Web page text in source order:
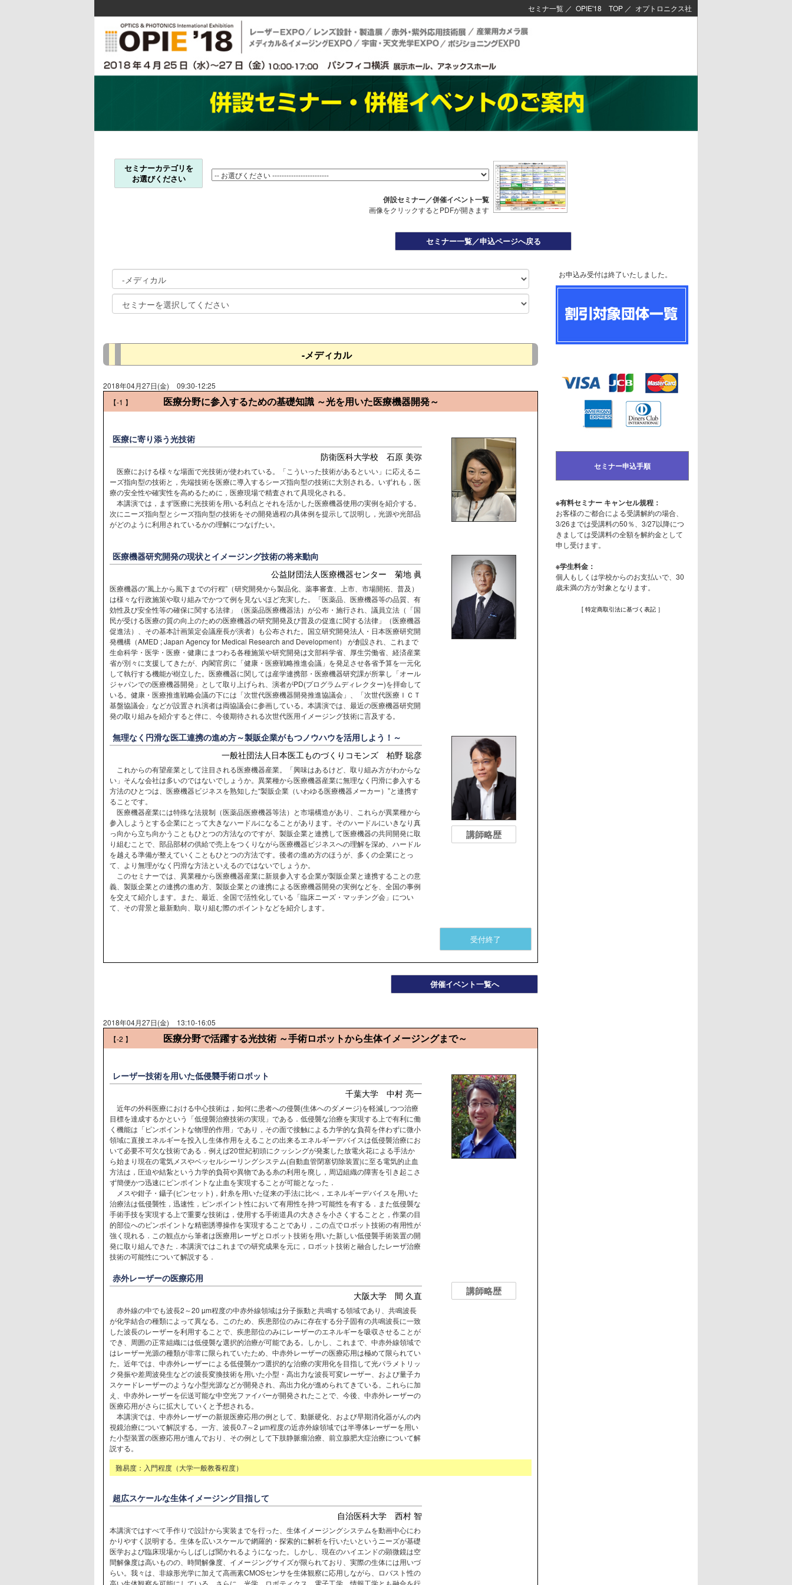
セミナ一覧 ／ OPIE'18 TOP ／ オプトロニクス社
セミナーカテゴリを
お選びください
併設セミナー／併催イベント一覧
画像をクリックするとPDFが開きます
セミナー一覧／申込ページへ戻る
-メディカル
2018年04月27日(金)
09:30-12:25
【-1 】 医療分野に参入するための基礎知識 ～光を用いた医療機器開発～
医療に寄り添う光技術
防衛医科大学校 石原 美弥
医療における様々な場面で光技術が使われている。「こういった技術があるといい」に応えるニ
ーズ指向型の技術と，先端技術を医療に導入するシーズ指向型の技術に大別される。いずれも，医
療の安全性や確実性を高めるために，医療現場で精査されて具現化される。
本講演では，まず医療に光技術を用いる利点とそれを活かした医療機器使用の実例を紹介する。
次にニーズ指向型とシーズ指向型の技術をその開発過程の具体例を提示して説明し，光源や光部品
がどのように利用されているかの理解につなげたい。
医療機器研究開発の現状とイメージング技術の将来動向
公益財団法人医療機器センター 菊地 眞
医療機器の“風上から風下までの行程”（研究開発から製品化、薬事審査、上市、市場開拓、普及）
は様々な行政施策や取り組みでかつて例を見ないほど充実した。「医薬品、医療機器等の品質、有
効性及び安全性等の確保に関する法律」（医薬品医療機器法）が公布・施行され、議員立法（「国
民が受ける医療の質の向上のための医療機器の研究開発及び普及の促進に関する法律」（医療機器
促進法）、その基本計画策定会議座長が演者）も公布された。国立研究開発法人・日本医療研究開
発機構（AMED ; Japan Agency for Medical Research and Development） が創設され、これまで
生命科学・医学・医療・健康にまつわる各種施策や研究開発は文部科学省、厚生労働省、経済産業
省が別々に支援してきたが、内閣官房に「健康・医療戦略推進会議」を発足させ各省予算を一元化
して執行する機能が樹立した。医療機器に関しては産学連携部・医療機器研究課が所掌し「オール
ジャパンでの医療機器開発」として取り上げられ、演者がPD(プログラムディレクター)を拝命して
いる。健康・医療推進戦略会議の下には「次世代医療機器開発推進協議会」、「次世代医療ＩＣＴ
基盤協議会」などが設置され演者は両協議会に参画している。本講演では、最近の医療機器研究開
発の取り組みを紹介すると伴に、今後期待される次世代医用イメージング技術に言及する。
無理なく円滑な医工連携の進め方～製販企業がもつノウハウを活用しよう！～
一般社団法人日本医工ものづくりコモンズ 柏野 聡彦
これからの有望産業として注目される医療機器産業。「興味はあるけど、取り組み方がわからな
い」そんな会社は多いのではないでしょうか。異業種から医療機器産業に無理なく円滑に参入する
方法のひとつは、医療機器ビジネスを熟知した“製販企業（いわゆる医療機器メーカー）”と連携す
ることです。
医療機器産業には特殊な法規制（医薬品医療機器等法）と市場構造があり、これらが異業種から
参入しようとする企業にとって大きなハードルになることがあります。そのハードルにいきなり真
っ向から立ち向かうこともひとつの方法なのですが、製販企業と連携して医療機器の共同開発に取
り組むことで、部品部材の供給で売上をつくりながら医療機器ビジネスへの理解を深め、ハードル
を越える準備が整えていくこともひとつの方法です。後者の進め方のほうが、多くの企業にとっ
て、より無理がなく円滑な方法といえるのではないでしょうか。
このセミナーでは、異業種から医療機器産業に新規参入する企業が製販企業と連携することの意
義、製販企業との連携の進め方、製販企業との連携による医療機器開発の実例などを、全国の事例
を交えて紹介します。また、最近、全国で活性化している「臨床ニーズ・マッチング会」につい
て、その背景と最新動向、取り組む際のポイントなどを紹介します。
講師略歴
受付終了
併催イベント一覧へ
2018年04月27日(金)
13:10-16:05
【-2 】 医療分野で活躍する光技術 ～手術ロボットから生体イメージングまで～
レーザー技術を用いた低侵襲手術ロボット
千葉大学 中村 亮一
近年の外科医療における中心技術は，如何に患者への侵襲(生体へのダメージ)を軽減しつつ治療
目標を達成するかという「低侵襲治療技術の実現」である．低侵襲な治療を実現する上で有利に働
く機能は「ピンポイントな物理的作用」であり，その面で接触による力学的な負荷を伴わずに微小
領域に直接エネルギーを投入し生体作用をえることの出来るエネルギーデバイスは低侵襲治療にお
いて必要不可欠な技術である．例えば20世紀初頭にクッシングが発案した放電火花による手法か
ら始まり現在の電気メスやベッセルシーリングシステム(自動血管閉塞切除装置)に至る電気的止血
方法は，圧迫や結紮という力学的負荷や異物である糸の利用を廃し，周辺組織の障害を引き起こさ
ず簡便かつ迅速にピンポイントな止血を実現することが可能となった．
メスや鉗子・鑷子(ピンセット)，針糸を用いた従来の手法に比べ，エネルギーデバイスを用いた
治療法は低侵襲性，迅速性，ピンポイント性において有用性を持つ可能性を有する．また低侵襲な
手術手技を実現する上で重要な技術は，使用する手術道具の大きさを小さくすることと，作業の目
的部位へのピンポイントな精密誘導操作を実現することであり，この点でロボット技術の有用性が
強く現れる．この観点から筆者は医療用レーザとロボット技術を用いた新しい低侵襲手術装置の開
発に取り組んできた．本講演ではこれまでの研究成果を元に，ロボット技術と融合したレーザ治療
技術の可能性について解説する．
赤外レーザーの医療応用
大阪大学 間 久直
赤外線の中でも波長2～20 µm程度の中赤外線領域は分子振動と共鳴する領域であり、共鳴波長
が化学結合の種類によって異なる。このため、疾患部位のみに存在する分子固有の共鳴波長に一致
した波長のレーザーを利用することで、疾患部位のみにレーザーのエネルギーを吸収させることが
でき、周囲の正常組織には低侵襲な選択的治療が可能である。しかし、これまで、中赤外線領域で
はレーザー光源の種類が非常に限られていたため、中赤外レーザーの医療応用は極めて限られてい
た。近年では、中赤外レーザーによる低侵襲かつ選択的な治療の実用化を目指して光パラメトリッ
ク発振や差周波発生などの波長変換技術を用いた小型・高出力な波長可変レーザー、および量子カ
スケードレーザーのような小型光源などが開発され、高出力化が進められてきている。これらに加
え、中赤外レーザーを伝送可能な中空光ファイバーが開発されたことで、今後、中赤外レーザーの
医療応用がさらに拡大していくと予想される。
本講演では、中赤外レーザーの新規医療応用の例として、動脈硬化、および早期消化器がんの内
視鏡治療について解説する。一方、波長0.7～2 µm程度の近赤外線領域では半導体レーザーを用い
た小型装置の医療応用が進んでおり、その例として下肢静脈瘤治療、前立腺肥大症治療について解
説する。
講師略歴
難易度：入門程度（大学一般教養程度）
超広スケールな生体イメージング目指して
自治医科大学 西村 智
本講演ではすべて手作りで設計から実装までを行った、生体イメージングシステムを動画中心にわ
かりやすく説明する。生体を広いスケールで網羅的・探索的に解析を行いたいというニーズが基礎
医学および臨床現場からしばしば聞かれるようになった。しかし、現在のハイエンドの顕微鏡は空
間解像度は高いものの、時間解像度、イメージングサイズが限られており、実際の生体には用いづ
らい。我々は、非線形光学に加えて高画素CMOSセンサを生体観察に応用しながら、ロバスト性の
お申込み受付は終了いたしました。
セミナー申込手順
※有料セミナー キャンセル規程：
お客様のご都合による受講解約の場合、
3/26までは受講料の50％、3/27以降につ
きましては受講料の全額を解約金として
申し受けます。
※学生料金：
個人もしくは学校からのお支払いで、30
歳未満の方が対象となります。
[ 特定商取引法に基づく表記 ］